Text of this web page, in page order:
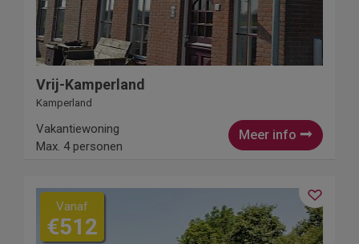
Vrij-Kamperland
Kamperland
Meer info
Vakantiewoning
Max. 4 personen
Vanaf
€512